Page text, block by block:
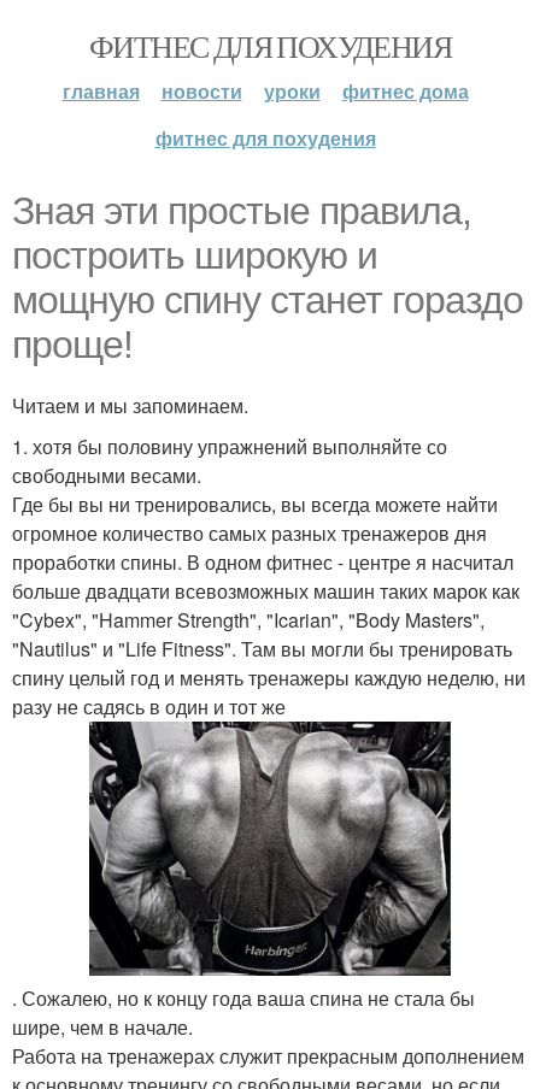
ФИТНЕС ДЛЯ ПОХУДЕНИЯ
главная новости уроки
фитнес дома
фитнес для похудения
Зная эти простые правила,
построить широкую и
мощную спину станет гораздо
проще!
Читаем и мы запоминаем.
1. хотя бы половину упражнений выполняйте со
свободными весами.
Где бы вы ни тренировались, вы всегда можете найти
огромное количество самых разных тренажеров дня
проработки спины. В одном фитнес - центре я насчитал
больше двадцати всевозможных машин таких марок как
"Cybex", "Hammer Strength", "Icarian", "Body Masters",
"Nautilus" и "Life Fitness". Там вы могли бы тренировать
спину целый год и менять тренажеры каждую неделю, ни
разу не садясь в один и тот же
. Сожалею, но к концу года ваша спина не стала бы
шире, чем в начале.
Работа на тренажерах служит прекрасным дополнением